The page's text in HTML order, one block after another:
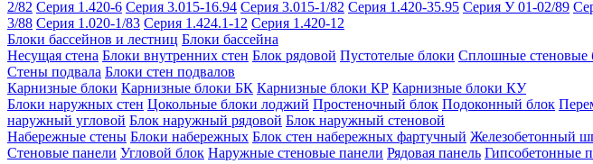
2/82 Серия 1.420-6 Серия 3.015-16.94 Серия 3.015-1/82 Серия 1.420-35.95 Серия У 01-02/89
3/88 Серия 1.020-1/83 Серия 1.424.1-12 Серия 1.420-12
Блоки бассейнов и лестниц Блоки бассейна
Несущая стена Блоки внутренних стен Блок рядовой Пустотелые блоки Сплошные стеновые
Стены подвала Блоки стен подвалов
Карнизные блоки Карнизные блоки БК Карнизные блоки КР Карнизные блоки КУ
Блоки наружных стен Цокольные блоки лоджий Простеночный блок Подоконный блок
наружный угловой Блок наружный рядовой Блок наружный стеновой
Набережные стены Блоки набережных Блок стен набережных фартучный Железобетонный
Стеновые панели Угловой блок Наружные стеновые панели Рядовая панель Гипсобетонные